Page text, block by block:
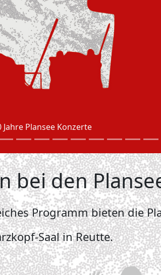
Jahre Plansee Konzerte
bei den
Programm bieten die
Saal in Reutte.